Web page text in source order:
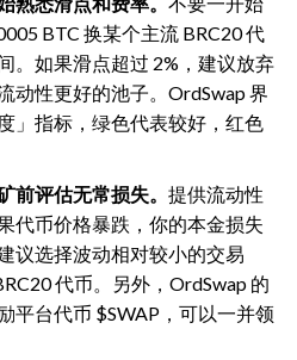
BTC 换某个主流 BRC20 代
。如果滑点超过 2%，建议放弃
动性更好的池子。OrdSwap 界
」指标，绿色代表较好，红色
前评估无常损失。 提供流动性
代币价格暴跌，你的本金损失
议选择波动相对较小的交易
代币。另外，OrdSwap 的
平台代币 $SWAP，可以一并领